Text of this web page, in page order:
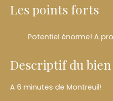
Les points forts
Potentiel énorme! A
Descriptif du bien
A 6 minutes de Montreuil!